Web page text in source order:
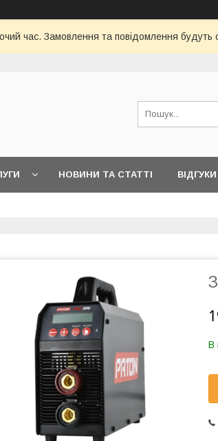
час. Замовлення та повідомлення
НОВИНИ ТА СТАТТІ ВІДГУКИ
В